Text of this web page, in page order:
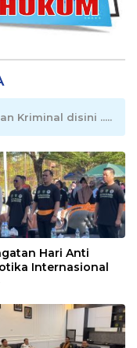
Kriminal disini .....
Hari Anti
Internasional